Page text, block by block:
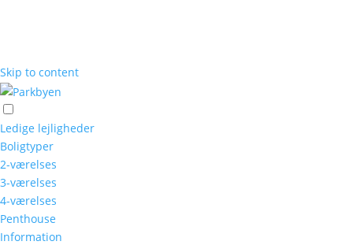
Skip to content
Ledige lejligheder
Boligtyper
2-værelses
3-værelses
4-værelses
Penthouse
Information